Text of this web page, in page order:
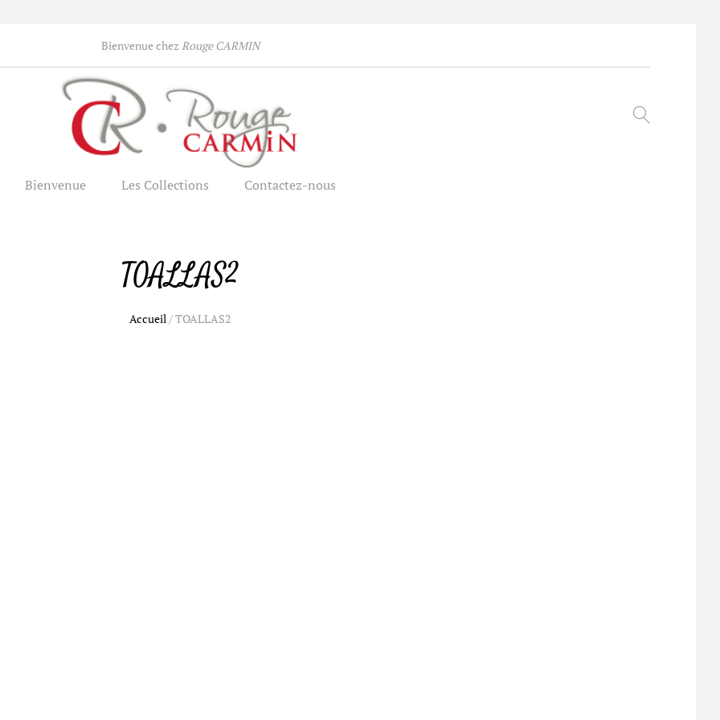
Bienvenue chez Rouge CARMIN
Bienvenue Les Collections Contactez-nous
TOALLAS2
Accueil/TOALLAS2